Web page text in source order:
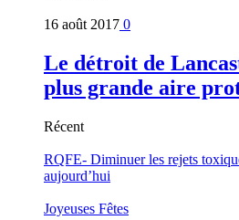
16 août 2017 0
Le détroit de
plus grande aire
Récent
RQFE- Diminuer les rejets
aujourd’hui
Joyeuses Fêtes